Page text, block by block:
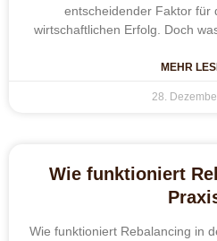
entscheidender Faktor für
wirtschaftlichen Erfolg. Doch
MEHR
28.
Wie funktioniert
Wie funktioniert Rebalancing in